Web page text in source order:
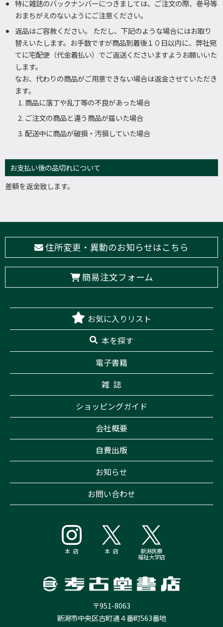
特に雑誌のバックナンバーにつきましては、ご注文の際、巻号等
おまちがえのないようにご注意ください。
返品はご容赦ください。 ただし、下記のような場合にはお取り
替えいたします。お手数ですが商品到着後１０日以内に、弊社宛
てに宅配便（代金着払い）でご返送くださいますようお願いいた
します。
なお、代わりの商品がご用意できない場合は返金させていただき
ます。
商品に落丁や乱丁等の不良があった場合
ご注文の商品と違う商品が届いた場合
配送中に商品が破損・汚損していた場合
お支払い後の品切れについて
差額を返金致します。
住所変更・異動のお知らせはこちら
簡易注文フォーム
お気に入りリスト
本を探す
電子書籍
雑 誌
ショッピングガイド
会社概要
自費出版
お知らせ
お問い合わせ
本 店 本 店 新潟医療
福祉大学店
〒951-8063
新潟市中央区古町通４番町563番地